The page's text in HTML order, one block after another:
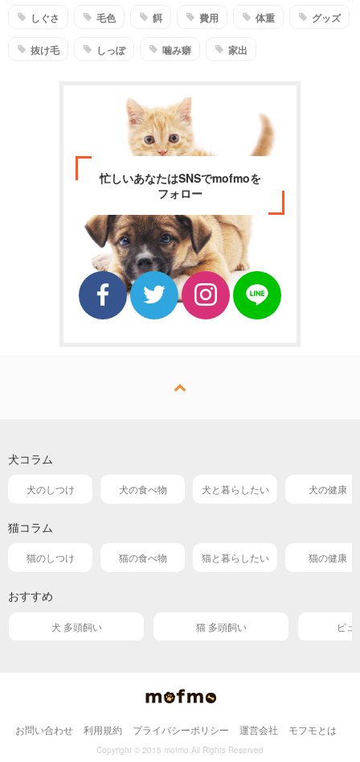
しぐさ 毛色 餌 費用 体重 グッズ
抜け毛 しっぽ 噛み癖 家出
忙しいあなたはSNSでmofmoを
フォロー
犬コラム
犬のしつけ 犬の食べ物 犬と暮らしたい 犬の健康
猫コラム
猫のしつけ 猫の食べ物 猫と暮らしたい 猫の健康
おすすめ
犬 多頭飼い 猫 多頭飼い ピュ
お問い合わせ 利用規約 プライバシーポリシー 運営会社 モフモとは
Copyright © 2015 mofmo.All Rights Reserved